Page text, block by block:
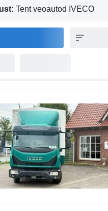
Tent veoautod IVECO